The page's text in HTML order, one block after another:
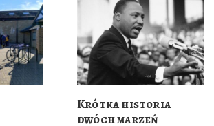
Krótka historia
dwóch marzeń